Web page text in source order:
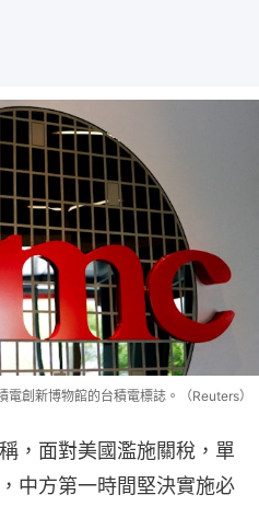
創新博物館的台積電標誌。（Reuters）
，面對美國濫施關稅，單
中方第一時間堅決實施必